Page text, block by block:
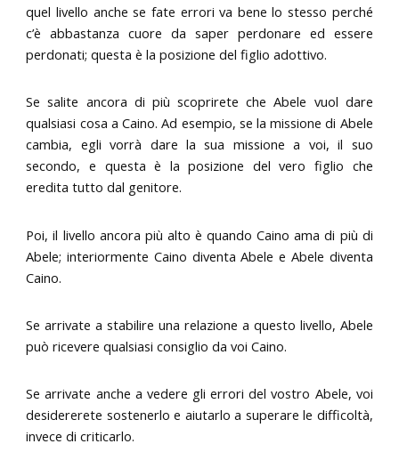
quel livello anche se fate errori va bene lo stesso perché
c’è abbastanza cuore da saper perdonare ed essere
perdonati; questa è la posizione del figlio adottivo.
Se salite ancora di più scoprirete che Abele vuol dare
qualsiasi cosa a Caino. Ad esempio, se la missione di Abele
cambia, egli vorrà dare la sua missione a voi, il suo
secondo, e questa è la posizione del vero figlio che
eredita tutto dal genitore.
Poi, il livello ancora più alto è quando Caino ama di più di
Abele; interiormente Caino diventa Abele e Abele diventa
Caino.
Se arrivate a stabilire una relazione a questo livello, Abele
può ricevere qualsiasi consiglio da voi Caino.
Se arrivate anche a vedere gli errori del vostro Abele, voi
desidererete sostenerlo e aiutarlo a superare le difficoltà,
invece di criticarlo.